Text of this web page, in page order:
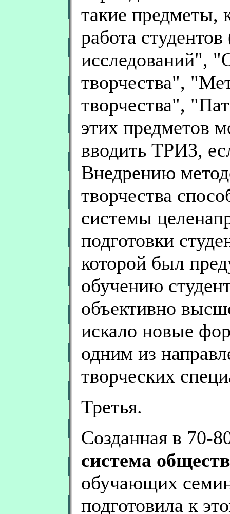
такие предметы,
работа
исследований",
творчества",
творчества",
этих предметов
вводить ТРИЗ,
Внедрению
творчества
системы
подготовки
которой был
обучению
объективно
искало новые
одним из
творческих
Третья.
Созданная в 70-
система
обучающих
подготовила к